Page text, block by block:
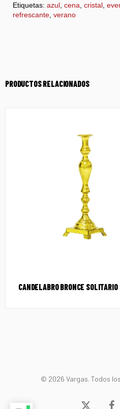
Etiquetas: azul cena cristal
refrescante verano
PRODUCTOS RELACIONADOS
CANDELABRO BRONCE
© 2026 Vargas. Todos
x-